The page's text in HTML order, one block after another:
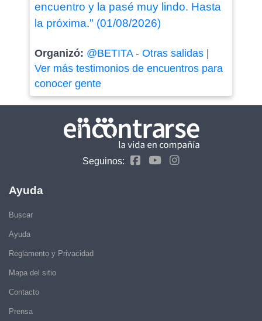
encuentro y la pasé muy lindo. Hasta
la próxima." (01/08/2026)
Organizó: @BETITA- Otras salidas|
Ver más testimonios de encuentros para
conocer gente
Seguinos:
Ayuda
Buscar
Ayuda
Reglamento y Privacidad
Mapa del sitio
Contacto
Prensa